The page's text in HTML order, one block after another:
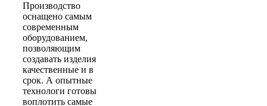
Производство
оснащено самым
современным
оборудованием,
позволяющим
создавать изделия
качественные и в
срок. А опытные
технологи готовы
воплотить самые